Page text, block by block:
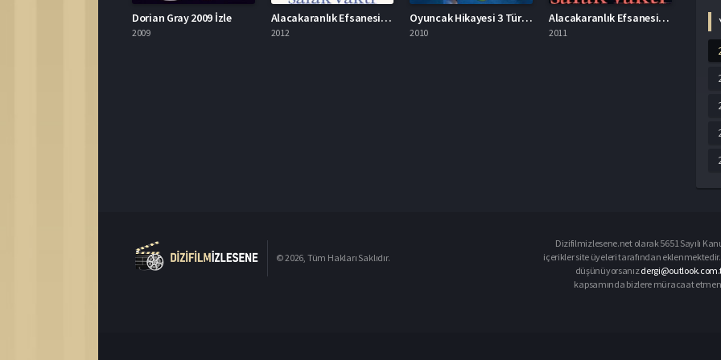
Dorian Gray 2009 İzle
2009
Alacakaranlık Efsanesi Şafak Vakti Bölüm 2 Türkçe Dublaj İzle
2012
Oyuncak Hikayesi 3 Türkçe Dublaj İzle
2010
Alacakaranlık Efsanesi Şafak Vakti Bölüm 1 Türkçe Dublaj İzle
2011
© 2026, Tüm Hakları Saklıdır.
Dizifilmizlesene.net olarak 5651 Sayılı
içerikler site üyeleri tarafından
düşünüyorsanız
kapsamında bizlere müracaat